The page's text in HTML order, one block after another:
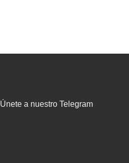
Únete a nuestro Telegram